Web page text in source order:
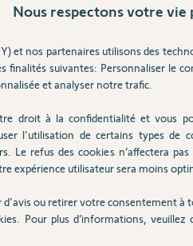
Posez votre question
Nous respectons votre vie
et nos partenaires utilisons des
finalités suivantes: Personnaliser le
et analyser notre trafic.
droit à la confidentialité et vous
l'utilisation de certains types de
Le refus des cookies n’affectera
expérience utilisateur sera moins
d'avis ou retirer votre consentement à
Pour plus d’informations,